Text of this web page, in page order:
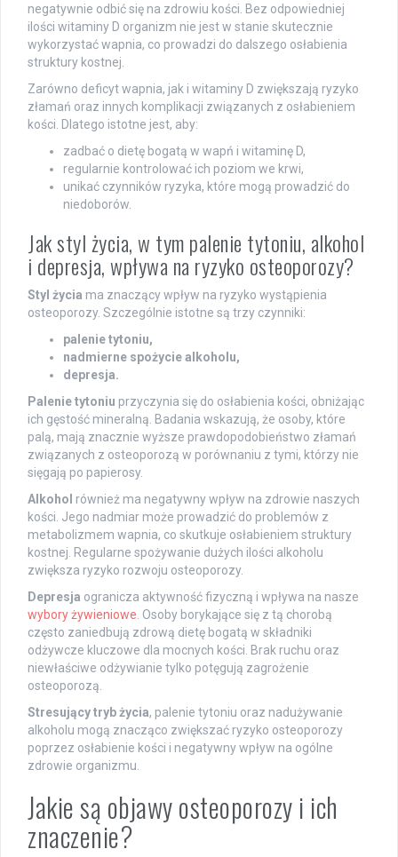
negatywnie odbić się na zdrowiu kości. Bez odpowiedniej
ilości witaminy D organizm nie jest w stanie skutecznie
wykorzystać wapnia, co prowadzi do dalszego osłabienia
struktury kostnej.
Zarówno deficyt wapnia, jak i witaminy D zwiększają ryzyko
złamań oraz innych komplikacji związanych z osłabieniem
kości. Dlatego istotne jest, aby:
zadbać o dietę bogatą w wapń i witaminę D,
regularnie kontrolować ich poziom we krwi,
unikać czynników ryzyka, które mogą prowadzić do
niedoborów.
Jak styl życia, w tym palenie tytoniu, alkohol
i depresja, wpływa na ryzyko osteoporozy?
Styl życia ma znaczący wpływ na ryzyko wystąpienia
osteoporozy. Szczególnie istotne są trzy czynniki:
palenie tytoniu,
nadmierne spożycie alkoholu,
depresja.
Palenie tytoniu przyczynia się do osłabienia kości, obniżając
ich gęstość mineralną. Badania wskazują, że osoby, które
palą, mają znacznie wyższe prawdopodobieństwo złamań
związanych z osteoporozą w porównaniu z tymi, którzy nie
sięgają po papierosy.
Alkohol również ma negatywny wpływ na zdrowie naszych
kości. Jego nadmiar może prowadzić do problemów z
metabolizmem wapnia, co skutkuje osłabieniem struktury
kostnej. Regularne spożywanie dużych ilości alkoholu
zwiększa ryzyko rozwoju osteoporozy.
Depresja ogranicza aktywność fizyczną i wpływa na nasze
wybory żywieniowe . Osoby borykające się z tą chorobą
często zaniedbują zdrową dietę bogatą w składniki
odżywcze kluczowe dla mocnych kości. Brak ruchu oraz
niewłaściwe odżywianie tylko potęgują zagrożenie
osteoporozą.
Stresujący tryb życia, palenie tytoniu oraz nadużywanie
alkoholu mogą znacząco zwiększać ryzyko osteoporozy
poprzez osłabienie kości i negatywny wpływ na ogólne
zdrowie organizmu.
Jakie są objawy osteoporozy i ich
znaczenie?